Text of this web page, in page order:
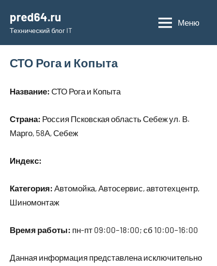
содержимому
pred64.ru
Технический блог IT
Меню
СТО Рога и Копыта
Название: СТО Рога и Копыта
Страна: Россия Псковская область Себеж ул. В.
Марго, 58А, Себеж
Индекс:
Категория: Автомойка, Автосервис, автотехцентр,
Шиномонтаж
Время работы: пн-пт 09:00–18:00; сб 10:00–16:00
Данная информация представлена исключительно